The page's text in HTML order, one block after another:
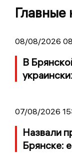
Главные
08/08/2026
В
07/08/2026
Назвали
Брянске: